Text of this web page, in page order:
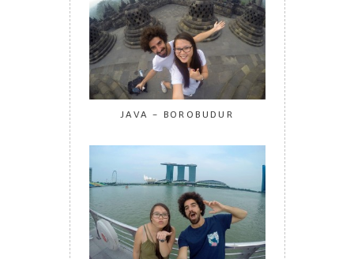
JAVA – BOROBUDUR